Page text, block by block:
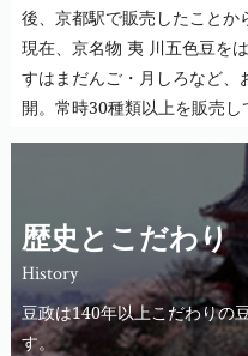
後、京都駅で販売したことか
現在、京名物 夷 川五色豆を
すはまだんご・月しろなど、
開。常時30種類以上を販売し
歴史とこだわり
History
豆政は140年以上こだわりの
す。